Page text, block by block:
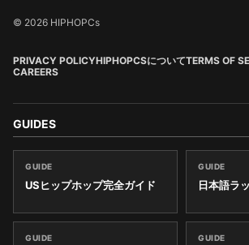
© 2026 HIPHOPCs
PRIVACY POLICYHIPHOPCSについてTERMS OF
CAREERS
GUIDES
GUIDE
USヒップホップ完全ガイド
GUIDE
日本語ラ
GUIDE GUIDE